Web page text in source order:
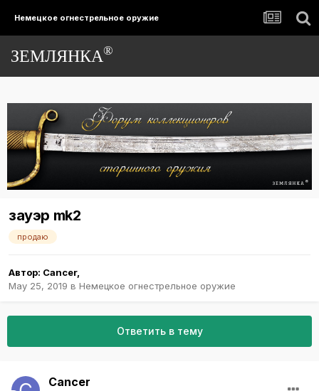
Немецкое огнестрельное оружие
ЗЕМЛЯНКА®
зауэр mk2
продаю
Автор: Cancer,
May 25, 2019 в Немецкое огнестрельное оружие
Ответить в тему
Cancer